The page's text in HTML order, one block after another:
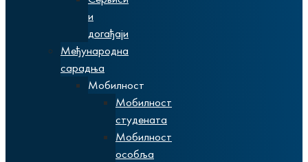
и
догађаји
Међународна
сарадња
Мобилност
Мобилност
студената
Мобилност
особља